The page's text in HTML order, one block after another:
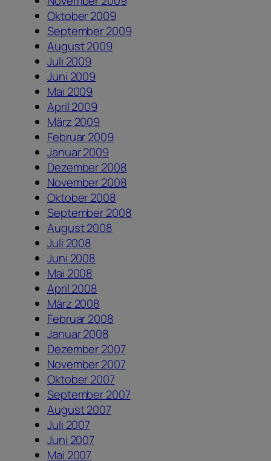
Oktober 2009
September 2009
August 2009
Juli 2009
Juni 2009
Mai 2009
April 2009
März 2009
Februar 2009
Januar 2009
Dezember 2008
November 2008
Oktober 2008
September 2008
August 2008
Juli 2008
Juni 2008
Mai 2008
April 2008
März 2008
Februar 2008
Januar 2008
Dezember 2007
November 2007
Oktober 2007
September 2007
August 2007
Juli 2007
Juni 2007
Mai 2007